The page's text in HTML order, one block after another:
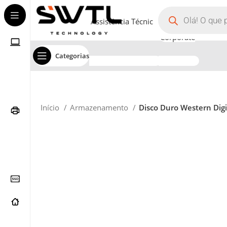
Categorias
Assistência Técnica
Corporate
Início Armazenamento Disco Duro Western